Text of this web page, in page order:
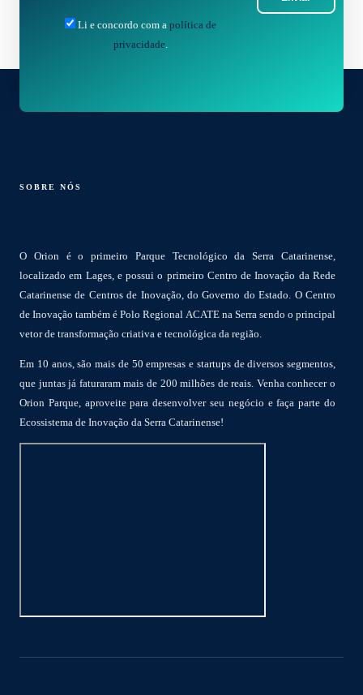
Li e concordo com a política de
privacidade.
SOBRE NÓS
O Orion é o primeiro Parque Tecnológico da Serra Catarinense,
localizado em Lages, e possui o primeiro Centro de Inovação da Rede
Catarinense de Centros de Inovação, do Governo do Estado. O Centro
de Inovação também é Polo Regional ACATE na Serra sendo o principal
vetor de transformação criativa e tecnológica da região.
Em 10 anos, são mais de 50 empresas e startups de diversos segmentos,
que juntas já faturaram mais de 200 milhões de reais. Venha conhecer o
Orion Parque, aproveite para desenvolver seu negócio e faça parte do
Ecossistema de Inovação da Serra Catarinense!